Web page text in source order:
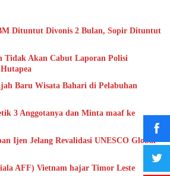
Dituntut Divonis 2 Bulan, Sopir Dituntut
Tidak Akan Cabut Laporan Polisi
Baru Wisata Bahari di Pelabuhan
3 Anggotanya dan Minta maaf ke
Ijen Jelang Revalidasi UNESCO Global
AFF) Vietnam hajar Timor Leste